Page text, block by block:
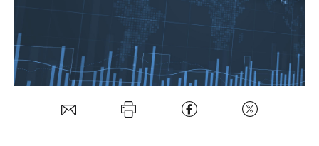
Mein Konto
Folgen Sie uns